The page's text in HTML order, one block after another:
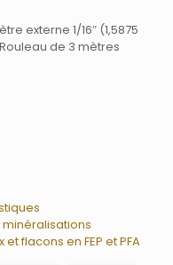
externe 1/16″ (1,5875
de 3 mètres
et flacons en FEP et PFA